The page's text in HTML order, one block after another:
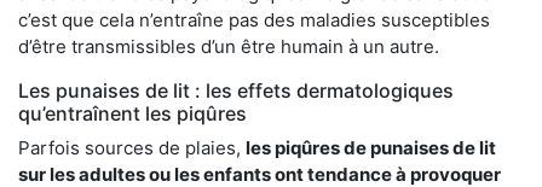
c’est que cela n’entraîne pas des maladies susceptibles
d’être transmissibles d’un être humain à un autre.
Les punaises de lit : les effets dermatologiques
qu’entraînent les piqûres
Parfois sources de plaies, les piqûres de punaises de lit
sur les adultes ou les enfants ont tendance à provoquer